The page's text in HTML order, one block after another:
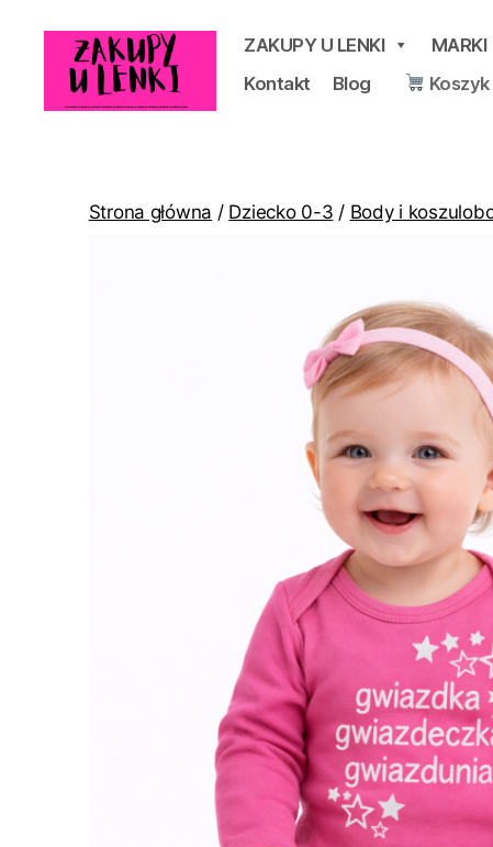
ZAKUPY U LENKI MARKI
Kontakt
Blog Koszyk
Strona główna / Dziecko 0-3 / Body i